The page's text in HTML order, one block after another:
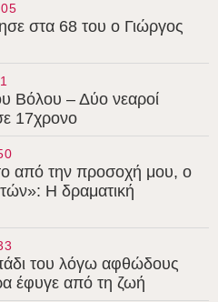
στα 68 του ο Γιώργος
Βόλου – Δύο νεαροί
17χρονο
από την προσοχή μου, ο
Η δραματική
του λόγω αφθώδους
έφυγε από τη ζωή